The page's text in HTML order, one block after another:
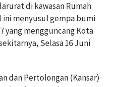
di kawasan Rumah
ini menyusul gempa bumi
yang mengguncang Kota
Selasa 16 Juni
dan Pertolongan (Kansar)